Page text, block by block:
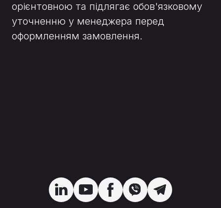
орієнтовною та підлягає обов'язковому
уточненню у менеджера перед
оформленням замовлення.